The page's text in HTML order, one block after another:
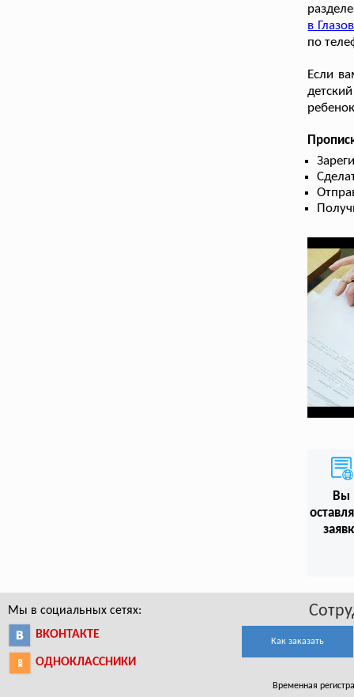
в
по
Если
Вы
Мы в социальных сетях:
ВКОНТАКТЕ
ОДНОКЛАССНИКИ
Как заказать
Временная